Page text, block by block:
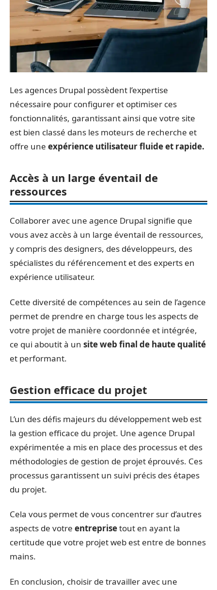
Les agences Drupal possèdent l’expertise
nécessaire pour configurer et optimiser ces
fonctionnalités, garantissant ainsi que votre site
est bien classé dans les moteurs de recherche et
offre une expérience utilisateur fluide et rapide.
Accès à un large éventail de
ressources
Collaborer avec une agence Drupal signifie que
vous avez accès à un large éventail de ressources,
y compris des designers, des développeurs, des
spécialistes du référencement et des experts en
expérience utilisateur.
Cette diversité de compétences au sein de l’agence
permet de prendre en charge tous les aspects de
votre projet de manière coordonnée et intégrée,
ce qui aboutit à un site web final de haute qualité
et performant.
Gestion efficace du projet
L’un des défis majeurs du développement web est
la gestion efficace du projet. Une agence Drupal
expérimentée a mis en place des processus et des
méthodologies de gestion de projet éprouvés. Ces
processus garantissent un suivi précis des étapes
du projet.
Cela vous permet de vous concentrer sur d’autres
aspects de votre entreprisetout en ayant la
certitude que votre projet web est entre de bonnes
mains.
En conclusion, choisir de travailler avec une